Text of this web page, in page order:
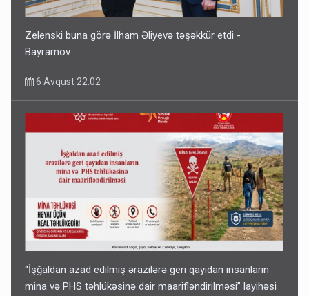
Zelenski buna görə İlham Əliyevə təşəkkür etdi -
Bayramov
6 Avqust 22:02
“İşğaldan azad edilmiş ərazilərə geri qayıdan insanların
mina və PHS təhlükəsinə dair maarifləndirilməsi” layihəsi